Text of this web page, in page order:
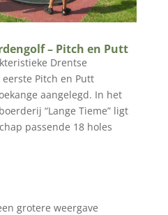
– Pitch en Putt
Drentse
Pitch en Putt
aangelegd. In het
“Lange Tieme” ligt
passende 18 holes